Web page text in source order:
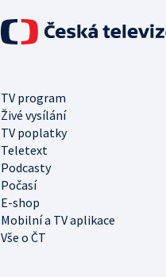
TV program
Živé vysílání
TV poplatky
Teletext
Podcasty
Počasí
E-shop
Mobilní a TV aplikace
Vše o ČT